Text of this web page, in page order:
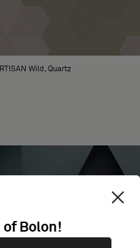
Wild, Quartz
of Bolon!